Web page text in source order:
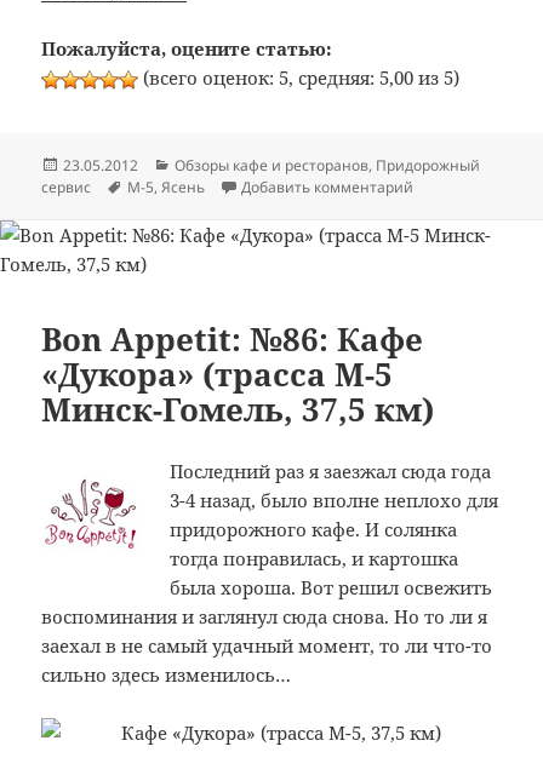
Пожалуйста, оцените статью:
(всего оценок: 5, средняя: 5,00 из 5)
Опубликовано
23.05.2012 Рубрики
Обзоры кафе и ресторанов, Придорожный
сервис
Метки
М-5,Ясень Добавить комментарий
Bon Appetit: №86: Кафе
«Дукора» (трасса M-5
Минск-Гомель, 37,5 км)
Последний раз я заезжал сюда года
3-4 назад, было вполне неплохо для
придорожного кафе. И солянка
тогда понравилась, и картошка
была хороша. Вот решил освежить
воспоминания и заглянул сюда снова. Но то ли я
заехал в не самый удачный момент, то ли что-то
сильно здесь изменилось…